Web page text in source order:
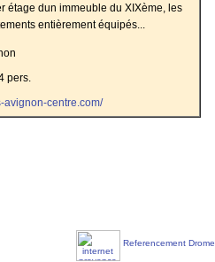
dun immeuble du XIXème, les
entièrement équipés...
pers.
avignon-centre.com/
Referencement Drome